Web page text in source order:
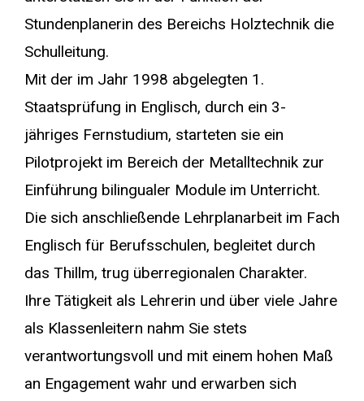
Stundenplanerin des Bereichs Holztechnik die
Schulleitung.
Mit der im Jahr 1998 abgelegten 1.
Staatsprüfung in Englisch, durch ein 3-
jähriges Fernstudium, starteten sie ein
Pilotprojekt im Bereich der Metalltechnik zur
Einführung bilingualer Module im Unterricht.
Die sich anschließende Lehrplanarbeit im Fach
Englisch für Berufsschulen, begleitet durch
das Thillm, trug überregionalen Charakter.
Ihre Tätigkeit als Lehrerin und über viele Jahre
als Klassenleitern nahm Sie stets
verantwortungsvoll und mit einem hohen Maß
an Engagement wahr und erwarben sich